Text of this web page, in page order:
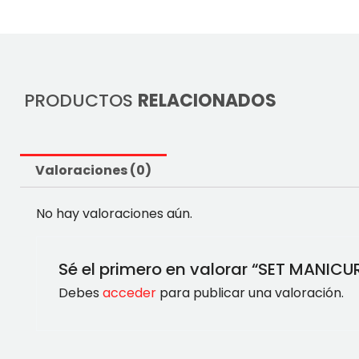
PRODUCTOS RELACIONADOS
Valoraciones (0)
No hay valoraciones aún.
Sé el primero en valorar “SET
Debes accederpara publicar una valoración.